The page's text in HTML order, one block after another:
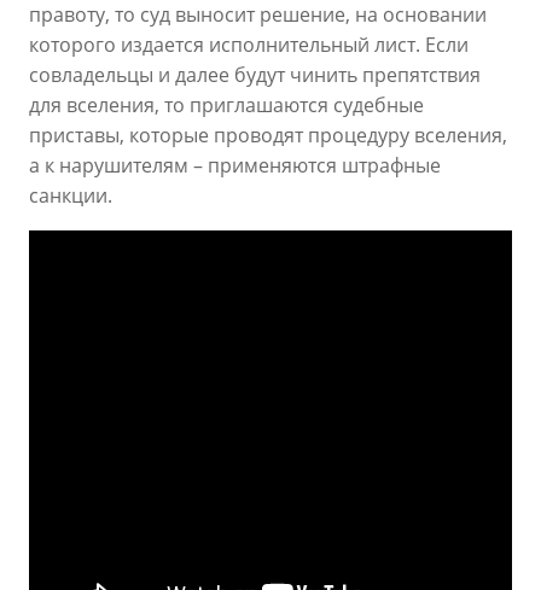
правоту, то суд выносит решение, на основании
которого издается исполнительный лист. Если
совладельцы и далее будут чинить препятствия
для вселения, то приглашаются судебные
приставы, которые проводят процедуру вселения,
а к нарушителям – применяются штрафные
санкции.